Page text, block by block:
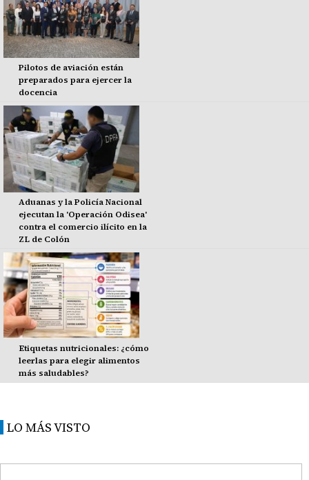
Pilotos de aviación están
preparados para ejercer la
docencia
Aduanas y la Policía Nacional
ejecutan la 'Operación Odisea'
contra el comercio ilícito en la
ZL de Colón
Etiquetas nutricionales: ¿cómo
leerlas para elegir alimentos
más saludables?
LO MÁS VISTO